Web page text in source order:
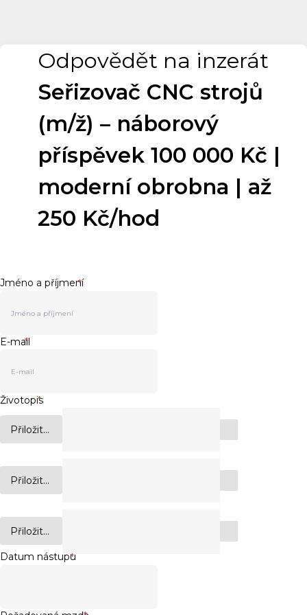
Odpovědět na inzerát
Seřizovač CNC strojů
(m/ž) – náborový
příspěvek 100 000 Kč |
moderní obrobna | až
250 Kč/hod
Jméno a příjmení
*
E-mail
*
Životopis
*
Přiložit...
Přiložit...
Přiložit...
Datum nástupu
*